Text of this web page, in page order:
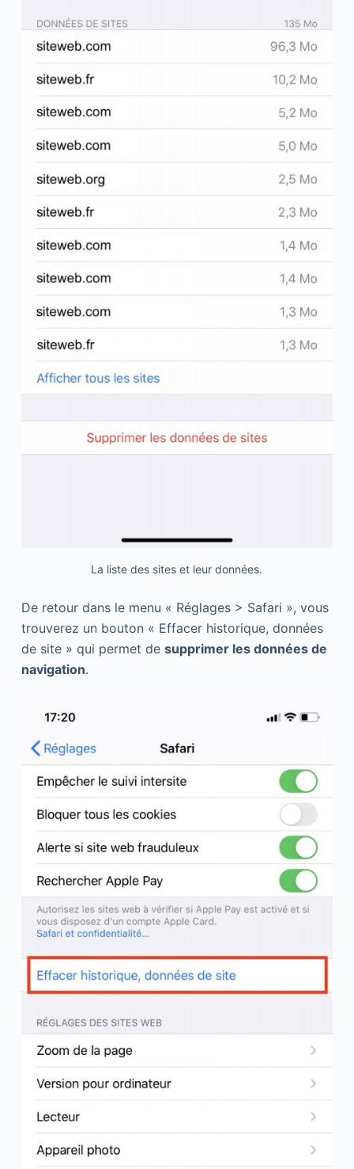
La liste des sites et leur données.
De retour dans le menu « Réglages > Safari », vous
trouverez un bouton « Effacer historique, données
de site » qui permet de supprimer les données de
navigation.